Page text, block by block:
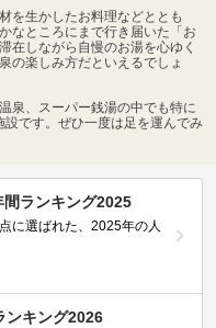
を生かしたお料理などととも
なところにまで行き届いた「お
在しながら自慢のお湯を心ゆく
の楽しみ方だといえるでしょ
泉、スーパー銭湯の中でも特に
設です。ぜひ一度は足を運んでみ
ランキング2025
に選ばれた、2025年の人
ンキング2026